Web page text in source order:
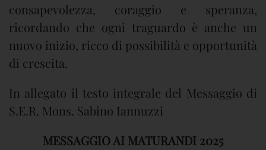
consapevolezza, coraggio e speranza,
ricordando che ogni traguardo è anche un
nuovo inizio, ricco di possibilità e opportunità
di crescita.
In allegato il testo integrale del Messaggio di
S.E.R. Mons. Sabino Iannuzzi
MESSAGGIO AI MATURANDI 2025